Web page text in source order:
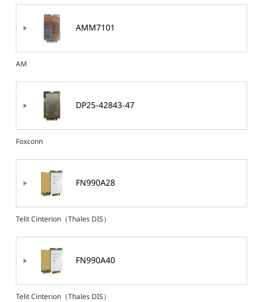
AMM7101
AM
DP25-42843-47
Foxconn
FN990A28
Telit Cinterion（Thales DIS）
FN990A40
Telit Cinterion（Thales DIS）